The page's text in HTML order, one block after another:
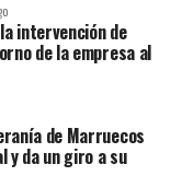
intervención de
de la empresa al
de Marruecos
y da un giro a su